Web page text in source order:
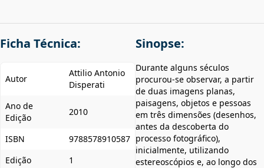
Ficha Técnica:
Autor
Attilio Antonio
Disperati
Ano de
Edição
2010
ISBN
9788578910587
Edição
1
Sinopse:
Durante alguns séculos
procurou-se observar, a partir
de duas imagens planas,
paisagens, objetos e pessoas
em três dimensões (desenhos,
antes da descoberta do
processo fotográfico),
inicialmente, utilizando
estereoscópios e, ao longo dos